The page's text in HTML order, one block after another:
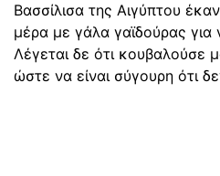
Βασσίλισα της Αιγύπτου
μέρα με γάλα γαϊδούρας
Λέγεται δε ότι κουβαλούσε
ώστε να είναι σύγουρη ότι